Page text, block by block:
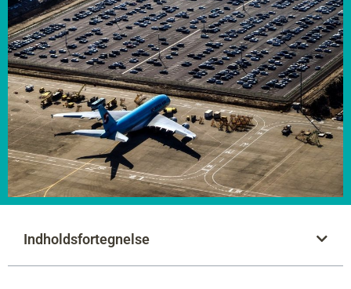
Indholdsfortegnelse